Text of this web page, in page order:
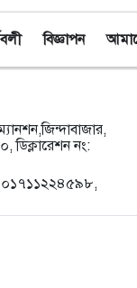
ও হত্যা মামলায়
হাসিনাকে
ঢাকার তীব্র ক্ষোভ
বাস্তবায়নের
কফ সিরাপ
বিজ্ঞাপন
ডিক্লারেশন নং: